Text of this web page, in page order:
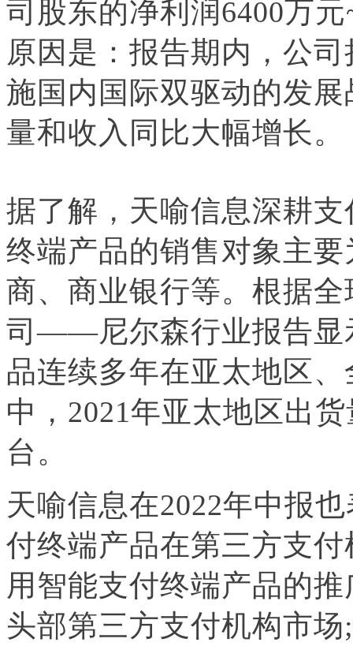
司股东的净利润6400万
原因是：报告期内，公
施国内国际双驱动的发
量和收入同比大幅增长。
据了解，天喻信息深耕
终端产品的销售对象主
商、商业银行等。根据
司——尼尔森行业报告显
品连续多年在亚太地区
中，2021年亚太地区出
台。
天喻信息在2022年中报
付终端产品在第三方支
用智能支付终端产品的
头部第三方支付机构市